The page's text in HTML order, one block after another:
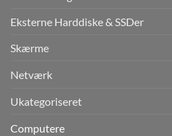
Eksterne Harddiske & SSDer
Skærme
Netværk
Ukategoriseret
Computere